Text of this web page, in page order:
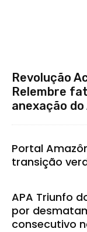
Revolução
Relembre
anexação
Portal
transição
APA Triunfo
por
consecutivo